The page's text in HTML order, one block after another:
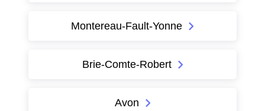
Montereau-Fault-Yonne
Brie-Comte-Robert
Avon